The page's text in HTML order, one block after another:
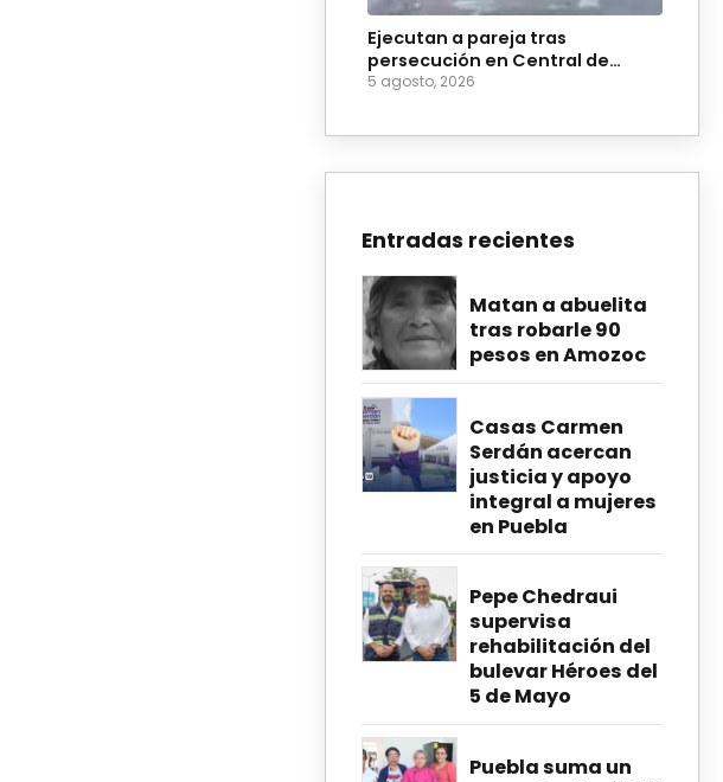
Ejecutan a pareja tras
persecución en Central de
Abasto de Huixcolotla
5 agosto, 2026
Entradas recientes
Matan a abuelita
tras robarle 90
pesos en Amozoc
Casas Carmen
Serdán acercan
justicia y apoyo
integral a mujeres
en Puebla
Pepe Chedraui
supervisa
rehabilitación del
bulevar Héroes del
5 de Mayo
Puebla suma un